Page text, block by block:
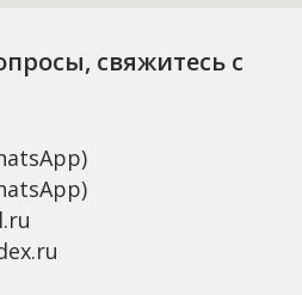
свяжитесь с